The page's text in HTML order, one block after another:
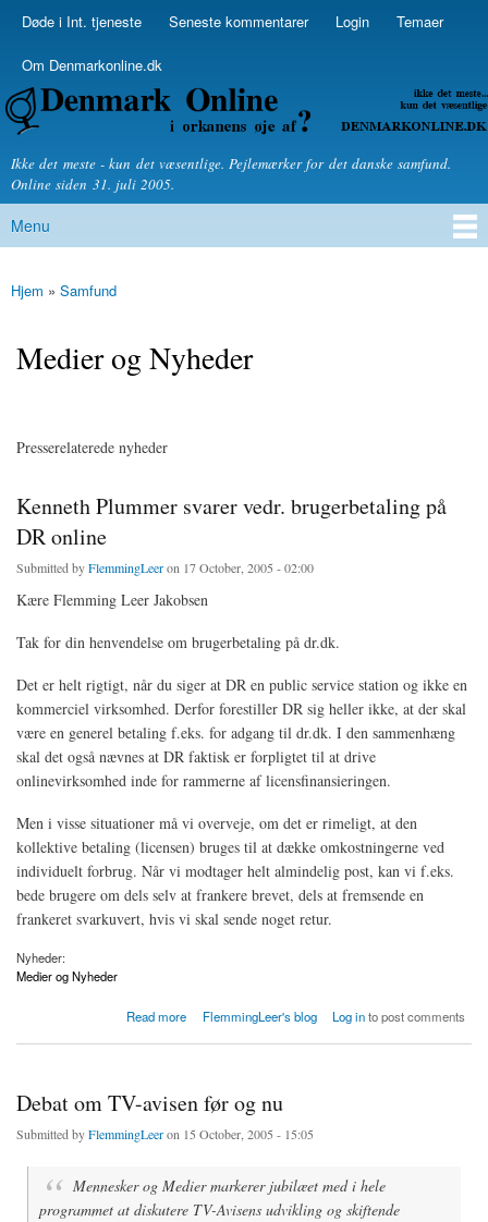
Skip to
Secondary menu
Døde i Int. tjeneste Seneste kommentarer Login Temaer
Om Denmarkonline.dk
Denmarkonline.dk - blognyheder om politik
Ikke det meste - kun det væsentlige. Pejlemærker for det danske samfund.
Online siden 31. juli 2005.
Main menu
Menu
You are here
Hjem » Samfund
Medier og Nyheder
Presserelaterede nyheder
Kenneth Plummer svarer vedr. brugerbetaling på
DR online
Submitted byFlemmingLeeron 17 October, 2005 - 02:00
Kære Flemming Leer Jakobsen
Tak for din henvendelse om brugerbetaling på dr.dk.
Det er helt rigtigt, når du siger at DR en public service station og ikke en
kommerciel virksomhed. Derfor forestiller DR sig heller ikke, at der skal
være en generel betaling f.eks. for adgang til dr.dk. I den sammenhæng
skal det også nævnes at DR faktisk er forpligtet til at drive
onlinevirksomhed inde for rammerne af licensfinansieringen.
Men i visse situationer må vi overveje, om det er rimeligt, at den
kollektive betaling (licensen) bruges til at dække omkostningerne ved
individuelt forbrug. Når vi modtager helt almindelig post, kan vi f.eks.
bede brugere om dels selv at frankere brevet, dels at fremsende en
frankeret svarkuvert, hvis vi skal sende noget retur.
Nyheder:
Medier og Nyheder
Read more
about Kenneth Plummer svarer vedr. brugerbetaling på DR online
FlemmingLeer's blog Log into post comments
Debat om TV-avisen før og nu
Submitted byFlemmingLeeron 15 October, 2005 - 15:05
Mennesker og Medier markerer jubilæet med i hele
programmet at diskutere TV-Avisens udvikling og skiftende